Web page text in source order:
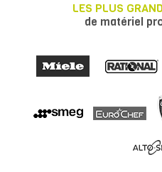
LES PLUS
de matériel